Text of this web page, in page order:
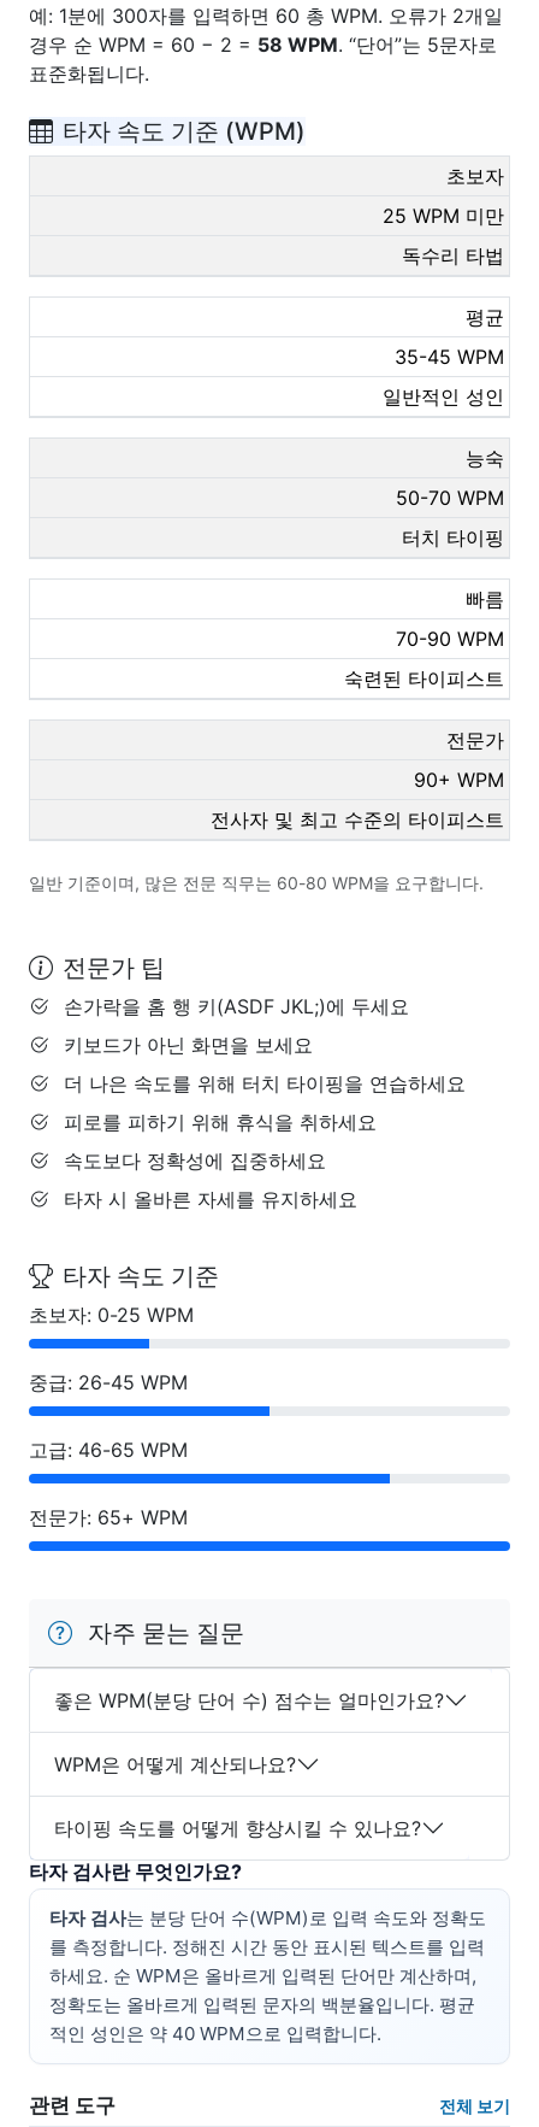
예: 1분에 300자를 입력하면 60 총 WPM. 오류가 2개일
경우 순 WPM = 60 − 2 = 58 WPM. “단어”는 5문자로
표준화됩니다.
타자 속도 기준 (WPM)
초보자
25 WPM 미만
독수리 타법
평균
35-45 WPM
일반적인 성인
능숙
50-70 WPM
터치 타이핑
빠름
70-90 WPM
숙련된 타이피스트
전문가
90+ WPM
전사자 및 최고 수준의 타이피스트
일반 기준이며, 많은 전문 직무는 60-80 WPM을 요구합니다.
전문가 팁
손가락을 홈 행 키(ASDF JKL;)에 두세요
키보드가 아닌 화면을 보세요
더 나은 속도를 위해 터치 타이핑을 연습하세요
피로를 피하기 위해 휴식을 취하세요
속도보다 정확성에 집중하세요
타자 시 올바른 자세를 유지하세요
타자 속도 기준
초보자: 0-25 WPM
중급: 26-45 WPM
고급: 46-65 WPM
전문가: 65+ WPM
자주 묻는 질문
좋은 WPM(분당 단어 수) 점수는 얼마인가요?
WPM은 어떻게 계산되나요?
타이핑 속도를 어떻게 향상시킬 수 있나요?
타자 검사란 무엇인가요?
타자 검사는 분당 단어 수(WPM)로 입력 속도와 정확도
를 측정합니다. 정해진 시간 동안 표시된 텍스트를 입력
하세요. 순 WPM은 올바르게 입력된 단어만 계산하며,
정확도는 올바르게 입력된 문자의 백분율입니다. 평균
적인 성인은 약 40 WPM으로 입력합니다.
관련 도구 전체 보기